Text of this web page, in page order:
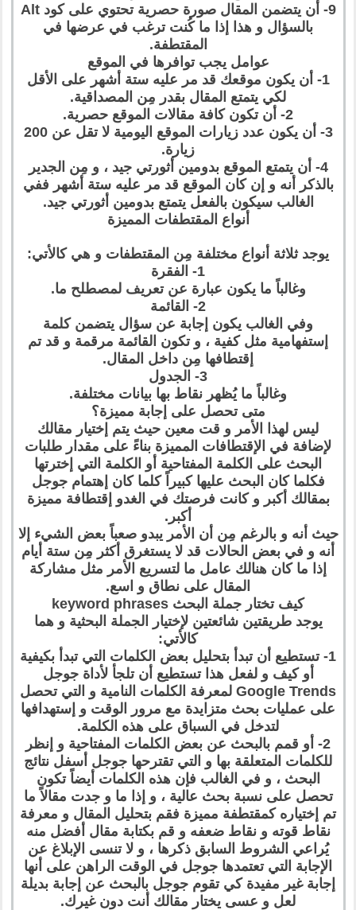
9- أن يتضمن المقال صورة حصرية تحتوي على كود Alt
بالسؤال و هذا إذا ما كُنت ترغب في عرضها في
المقتطفة.
عوامل يجب توافرها في الموقع
1- أن يكون موقعك قد مر عليه ستة أشهر على الأقل
لكي يتمتع المقال بقدر مِن المصداقية.
2- أن تكون كافة مقالات الموقع حصرية.
3- أن يكون عدد زيارات الموقع اليومية لا تقل عن 200
زيارة.
4- أن يتمتع الموقع بدومين أثورتي جيد ، و مِن الجدير
بالذكر أنه و إن كان الموقع قد مر عليه ستة أشهر ففي
الغالب سيكون بالفعل يتمتع بدومين أثورتي جيد.
أنواع المقتطفات المميزة
يوجد ثلاثة أنواع مختلفة مِن المقتطفات و هي كالأتي:
1- الفقرة
وغالباً ما يكون عبارة عن تعريف لمصطلح ما.
2- القائمة
وفي الغالب يكون إجابة عن سؤال يتضمن كلمة
إستفهامية مثل كفية ، و تكون القائمة مرقمة و قد تم
إقتطافها مِن داخل المقال.
3- الجدول
وغالباً ما يُظهر نقاط بها بيانات مختلفة.
متى تحصل على إجابة مميزة؟
ليس لهذا الأمر و قت معين حيث يتم إختيار مقالك
لإضافة في الإقتطافات المميزة بناءً على مقدار طلبات
البحث على الكلمة المفتاحية أو الكلمة التي إخترتها
فكلما كان البحث عليها كبيراً كلما كان إهتمام جوجل
بمقالك أكبر و كانت فرصتك في الغدو إقتطافة مميزة
أكبر.
حيث أنه و بالرغم مِن أن الأمر يبدو صعباً بعض الشيء إلا
أنه و في بعض الحالات قد لا يستغرق أكثر مِن ستة أيام
إذا ما كان هنالك عامل ما لتسريع الأمر مثل مشاركة
المقال على نطاق و اسع.
كيف تختار جملة البحث keyword phrases
يوجد طريقتين شائعتين لإختيار الجملة البحثية و هما
كالأتي:
1- تستطيع أن تبدأ بتحليل بعض الكلمات التي تبدأ بكيفية
أو كيف و لفعل هذا تستطيع أن تلجأ لأداة جوجل
Google Trends لمعرفة الكلمات النامية و التي تحصل
على عمليات بحث متزايدة مع مرور الوقت و إستهدافها
لتدخل في السباق على هذه الكلمة.
2- أو قمم بالبحث عن بعض الكلمات المفتاحية و إنظر
للكلمات المتعلقة بها و التي تقترحها جوجل أسفل نتائج
البحث ، و في الغالب فإن هذه الكلمات أيضاً تكون
تحصل على نسبة بحث عالية ، و إذا ما و جدت مقالاً ما
تم إختياره كمقتطفة مميزة فقم بتحليل المقال و معرفة
نقاط قوته و نقاط ضعفه و قم بكتابة مقال أفضل منه
يُراعي الشروط السابق ذكرها ، و لا تنسى الإبلاغ عن
الإجابة التي تعتمدها جوجل في الوقت الراهن على أنها
إجابة غير مفيدة كي تقوم جوجل بالبحث عن إجابة بديلة
لعل و عسى يختار مقالك أنت دون غيرك.